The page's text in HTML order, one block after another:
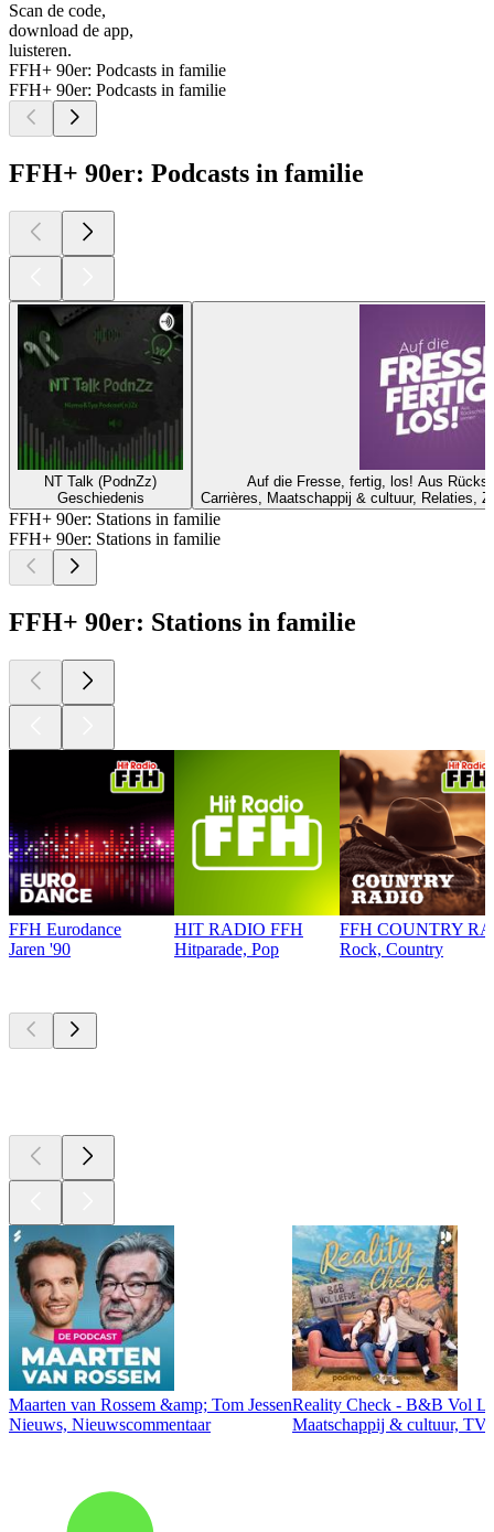
Scan de code,
download de app,
luisteren.
FFH+ 90er: Podcasts in familie
FFH+ 90er: Podcasts in familie
FFH+ 90er: Podcasts in familie
NT Talk (PodnZz)
Geschiedenis
Auf die Fresse, fertig, los! Aus
Carrières, Maatschappij & cultuur, Relaties,
FFH+ 90er: Stations in familie
FFH+ 90er: Stations in familie
FFH+ 90er: Stations in familie
FFH Eurodance
Jaren '90
HIT RADIO FFH
Hitparade, Pop
FFH COUNTRY
Rock, Country
Maarten van Rossem &amp; Tom Jessen
Nieuws, Nieuwscommentaar
Reality Check - B&B Vol
Maatschappij & cultuur,